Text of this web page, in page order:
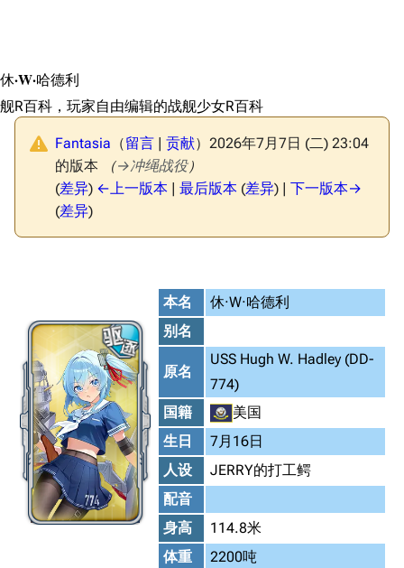
休·W·哈德利
舰R百科，玩家自由编辑的战舰少女R百科
Fantasia （留言 | 贡献） 2026年7月7日 (二) 23:04
的版本
（→冲绳战役）
(差异) ←上一版本 | 最后版本 (差异) | 下一版本→
(差异)
本名
休·W·哈德利
别名
原名
USS Hugh W. Hadley (DD-
774)
国籍
美国
生日
7月16日
人设
JERRY的打工鳄
配音
身高
114.8米
体重
2200吨